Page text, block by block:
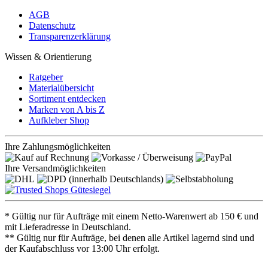
AGB
Datenschutz
Transparenzerklärung
Wissen & Orientierung
Ratgeber
Materialübersicht
Sortiment entdecken
Marken von A bis Z
Aufkleber Shop
Ihre Zahlungsmöglichkeiten
Ihre Versandmöglichkeiten
* Gültig nur für Aufträge mit einem Netto-Warenwert ab 150 € und
mit Lieferadresse in Deutschland.
** Gültig nur für Aufträge, bei denen alle Artikel lagernd sind und
der Kaufabschluss vor 13:00 Uhr erfolgt.